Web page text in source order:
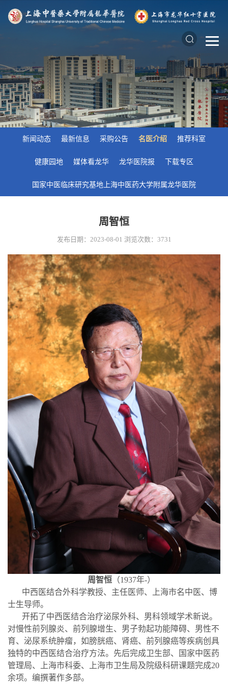
新闻动态 最新信息 采购公告 名医介绍 推荐科室
健康园地 媒体看龙华 龙华医院报 下载专区
国家中医临床研究基地上海中医药大学附属龙华医院
周智恒
发布日期：2023-08-01 浏览次数： 3731
周智恒 （1937年-）
中西医结合外科学教授、主任医师、上海市名中医、博
士生导师。
开拓了中西医结合治疗泌尿外科、男科领域学术新说。
对慢性前列腺炎、前列腺增生、男子勃起功能障碍、男性不
育、泌尿系统肿瘤，如膀胱癌、肾癌、前列腺癌等疾病创具
独特的中西医结合治疗方法。先后完成卫生部、国家中医药
管理局、上海市科委、上海市卫生局及院级科研课题完成20
余项。编撰著作多部。